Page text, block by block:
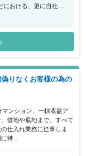
における、更に自社で
、高品質で安価な戸
社風を好む方には大変
偽りなくお客様の為の
ンション、一棟収益ア
借地や底地まで、すべて
仕入れ業務に従事しま
特...